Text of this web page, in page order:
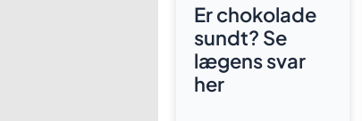
Er chokolade
sundt? Se
lægens svar
her